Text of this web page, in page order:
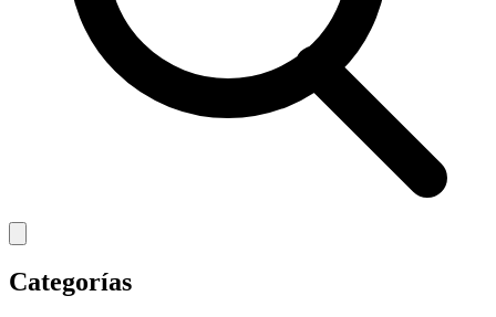
Categorías